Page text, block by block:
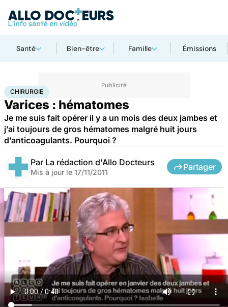
Santé Bien-être Famille Émissions
AccueilSanté Maladies
CHIRURGIE
Varices : hématomes
Je me suis fait opérer il y a un mois des deux jambes et
j’ai toujours de gros hématomes malgré huit jours
d’anticoagulants. Pourquoi ?
Par La rédaction d'Allo Docteurs
Mis à jour le 17/11/2011
Partager